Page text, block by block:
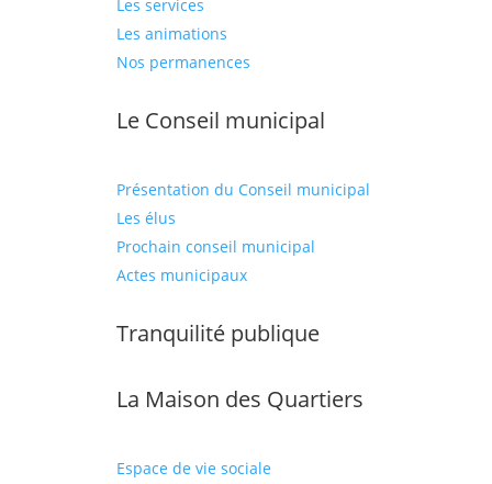
Les services
Les animations
Nos permanences
Le Conseil municipal
Présentation du Conseil municipal
Les élus
Prochain conseil municipal
Actes municipaux
Tranquilité publique
La Maison des Quartiers
Espace de vie sociale